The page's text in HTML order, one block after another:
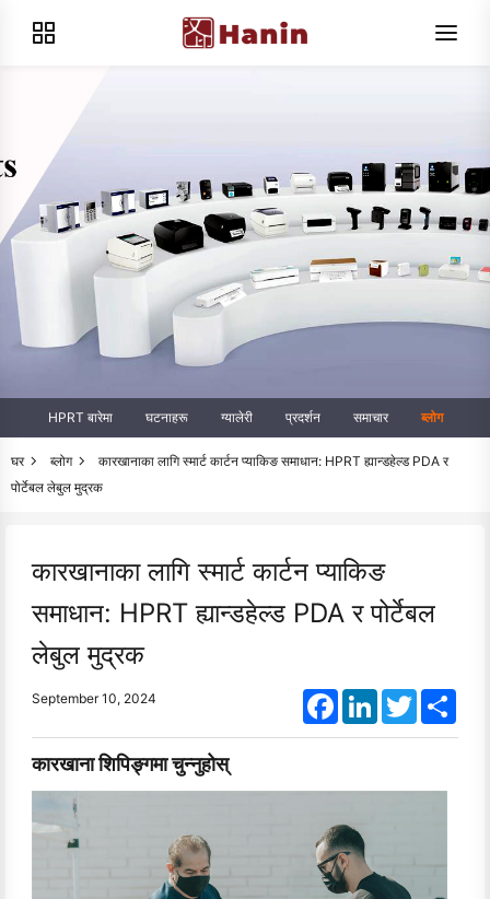
HPRT बारेमा घटनाहरू ग्यालेरी प्रदर्शन समाचार ब्लोग
घर ब्लोग
कारखानाका लागि स्मार्ट कार्टन प्याकिङ समाधान: HPRT ह्यान्डहेल्ड PDA र
पोर्टेबल लेबुल मुद्रक
कारखानाका लागि स्मार्ट कार्टन प्याकिङ
समाधान: HPRT ह्यान्डहेल्ड PDA र पोर्टेबल
लेबुल मुद्रक
September 10, 2024 FacebookLinkedInTwitter
कारखाना शिपिङ्गमा चुन्नुहोस्